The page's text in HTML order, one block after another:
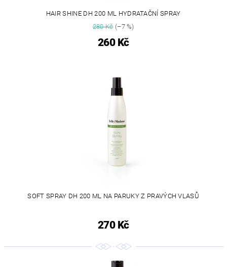
HAIR SHINE DH 200 ML HYDRATAČNÍ SPRAY
280 Kč(–7 %)
260 Kč
SOFT SPRAY DH 200 ML NA PARUKY Z PRAVÝCH VLASŮ
270 Kč